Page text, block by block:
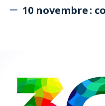
10 novembre :